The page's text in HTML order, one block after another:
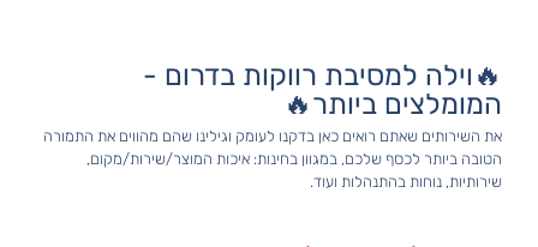
🔥וילה למסיבת רווקות בדרום -
המומלצים ביותר🔥
את השירותים שאתם רואים כאן בדקנו לעומק וגילינו שהם מהווים את התמורה
הטובה ביותר לכסף שלכם, במגוון בחינות: איכות המוצר/שירות/מקום,
שירותיות, נוחות בהתנהלות ועוד.